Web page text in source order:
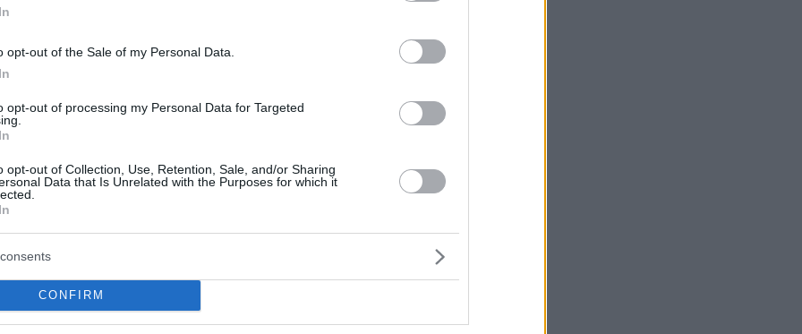
opt-out of the Sale of my Personal Data.
opt-out of processing my Personal Data for Targeted
opt-out of Collection, Use, Retention, Sale, and/or Sharing
Data that Is Unrelated with the Purposes for which it
CONFIRM
Σχολής, στενά δεμένη με εκείνη του ελληνικού
το 1837 με τη σύσταση του «Σχολείου των
κοινή αφετηρία για την ΑΣΚΤ και το
Πολυτεχνείο. Μέσα από διαδοχικές
εξελίχθηκε σε αυτοτελές ανώτατο ίδρυμα το
την καλλιτεχνική και θεωρητική εκπαίδευση.
στην πρώην βιομηχανική μονάδα
επί της Πειραιώς, όπου λειτουργούν βασικά
Βιβλιοθήκη, το Θέατρο, ο Κινηματογράφος και
χώρος «Νίκος Κεσσανλής».